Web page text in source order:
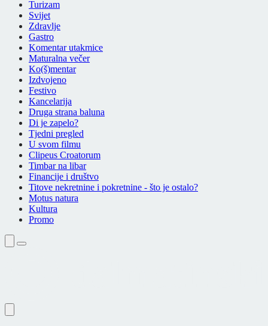
Turizam
Svijet
Zdravlje
Gastro
Komentar utakmice
Maturalna večer
Ko(š)mentar
Izdvojeno
Festivo
Kancelarija
Druga strana baluna
Di je zapelo?
Tjedni pregled
U svom filmu
Clipeus Croatorum
Timbar na libar
Financije i društvo
Titove nekretnine i pokretnine - što je ostalo?
Motus natura
Kultura
Promo